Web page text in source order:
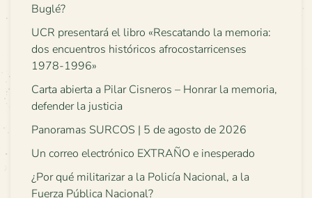
Buglé?
UCR presentará el libro «Rescatando la memoria:
dos encuentros históricos afrocostarricenses
1978-1996»
Carta abierta a Pilar Cisneros – Honrar la memoria,
defender la justicia
Panoramas SURCOS | 5 de agosto de 2026
Un correo electrónico EXTRAÑO e inesperado
¿Por qué militarizar a la Policía Nacional, a la
Fuerza Pública Nacional?